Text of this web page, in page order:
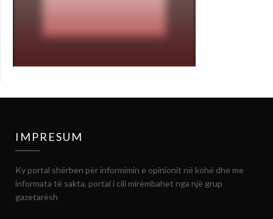
IMPRESUM
Ky portal shërben për informimin e opinionit në kohë dhe me
informata të sakta, portal i cili mirëmbahet nga një grup
gazetarësh